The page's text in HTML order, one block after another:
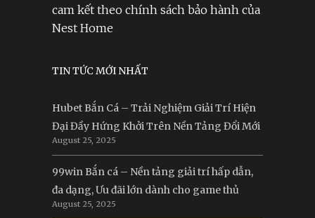
cam kết theo chính sách bảo hành của
Nest Home
TIN TỨC MỚI NHẤT
Hubet Bắn Cá – Trải Nghiệm Giải Trí Hiện
Đại Đầy Hứng Khởi Trên Nền Tảng Đổi Mới
August 25, 2025
99win Bắn cá – Nền tảng giải trí hấp dẫn,
đa dạng, Ưu đãi lớn dành cho game thủ
August 25, 2025